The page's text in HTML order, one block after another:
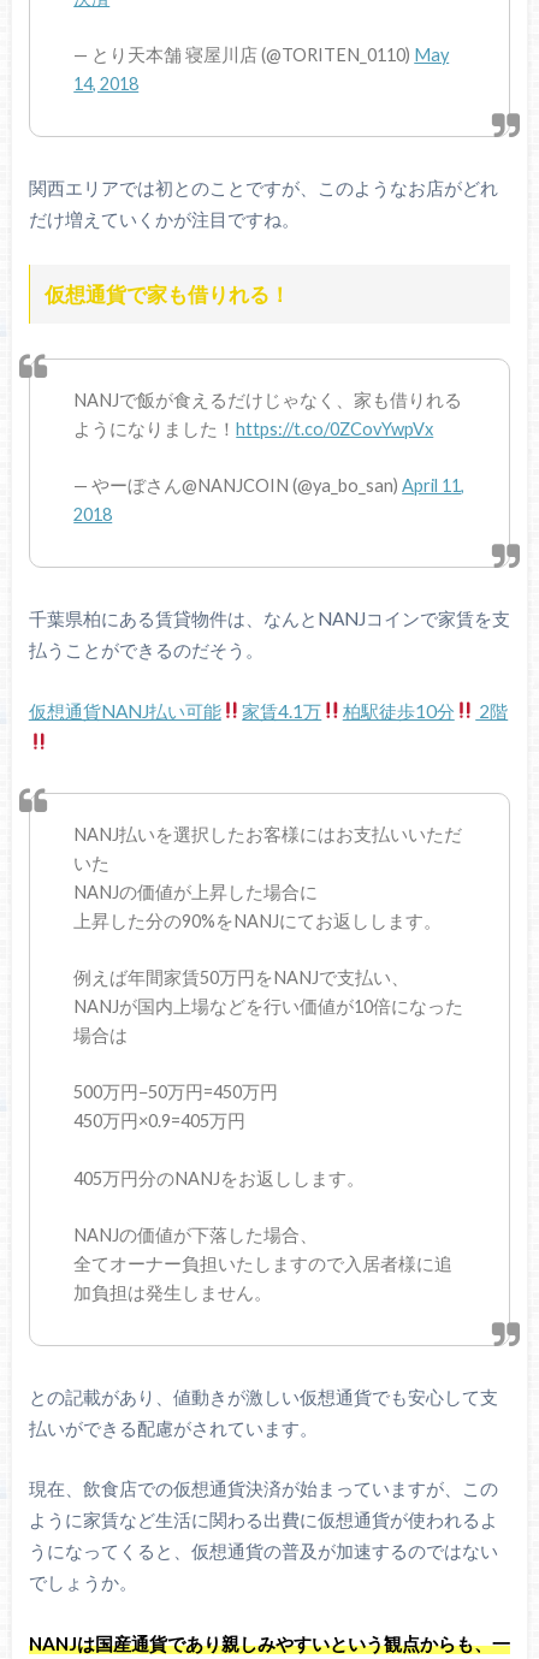
— とり天本舗 寝屋川店 (@TORITEN_0110) May
14, 2018
関西エリアでは初とのことですが、このようなお店がどれ
だけ増えていくかが注目ですね。
仮想通貨で家も借りれる！
NANJで飯が食えるだけじゃなく、家も借りれる
ようになりました！https://t.co/0ZCovYwpVx
— やーぼさん@NANJCOIN (@ya_bo_san)April 11,
2018
千葉県柏にある賃貸物件は、なんとNANJコインで家賃を支
払うことができるのだそう。
仮想通貨NANJ払い可能 家賃4.1万 柏駅徒歩10分 2階
NANJ払いを選択したお客様にはお支払いいただ
いた
NANJの価値が上昇した場合に
上昇した分の90%をNANJにてお返しします。
例えば年間家賃50万円をNANJで支払い、
NANJが国内上場などを行い価値が10倍になった
場合は
500万円−50万円=450万円
450万円×0.9=405万円
405万円分のNANJをお返しします。
NANJの価値が下落した場合、
全てオーナー負担いたしますので入居者様に追
加負担は発生しません。
との記載があり、値動きが激しい仮想通貨でも安心して支
払いができる配慮がされています。
現在、飲食店での仮想通貨決済が始まっていますが、この
ように家賃など生活に関わる出費に仮想通貨が使われるよ
うになってくると、仮想通貨の普及が加速するのではない
でしょうか。
NANJは国産通貨であり親しみやすいという観点からも、一